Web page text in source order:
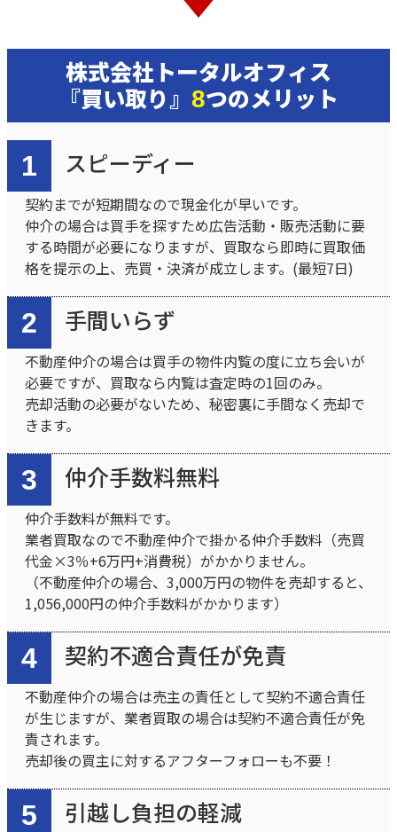
株式会社トータルオフィス
『買い取り』 8つのメリット
1 スピーディー
契約までが短期間なので現金化が早いです。
仲介の場合は買手を探すため広告活動・販売活動に要
する時間が必要になりますが、買取なら即時に買取価
格を提示の上、売買・決済が成立します。(最短7日)
2 手間いらず
不動産仲介の場合は買手の物件内覧の度に立ち会いが
必要ですが、買取なら内覧は査定時の1回のみ。
売却活動の必要がないため、秘密裏に手間なく売却で
きます。
3 仲介手数料無料
仲介手数料が無料です。
業者買取なので不動産仲介で掛かる仲介手数料（売買
代金×3％+6万円+消費税）がかかりません。
（不動産仲介の場合、3,000万円の物件を売却すると、
1,056,000円の仲介手数料がかかります）
4 契約不適合責任が免責
不動産仲介の場合は売主の責任として契約不適合責任
が生じますが、業者買取の場合は契約不適合責任が免
責されます。
売却後の買主に対するアフターフォローも不要！
5 引越し負担の軽減